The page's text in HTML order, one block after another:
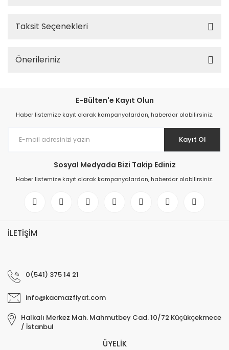
Taksit Seçenekleri
Önerileriniz
E-Bülten'e Kayıt Olun
Haber listemize kayıt olarak kampanyalardan, haberdar olabilirsiniz.
Kayıt Ol
Sosyal Medyada Bizi Takip Ediniz
Haber listemize kayıt olarak kampanyalardan, haberdar olabilirsiniz.
İLETİŞİM
0(541) 375 14 21
info@kacmazfiyat.com
Halkalı Merkez Mah. Mahmutbey Cad. 10/72 Küçükçekmece
/ İstanbul
ÜYELİK